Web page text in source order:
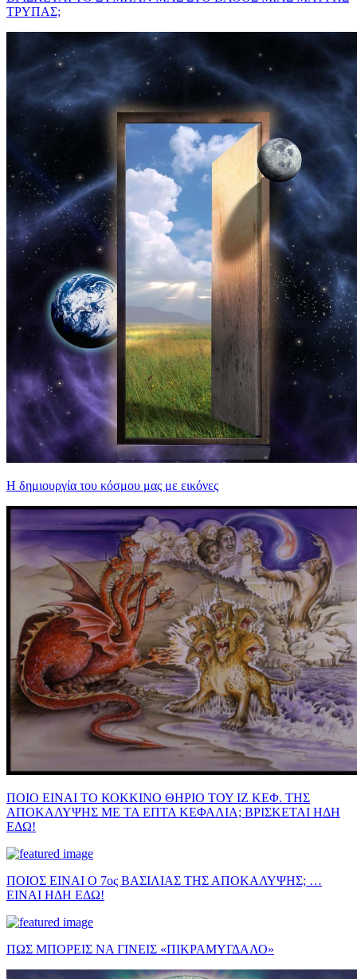
ΤΡΥΠΑΣ;
Η δημιουργία του κόσμου μας με εικόνες
ΠΟΙΟ ΕΙΝΑΙ ΤΟ ΚΟΚΚΙΝΟ ΘΗΡΙΟ ΤΟΥ ΙΖ ΚΕΦ. ΤΗΣ
ΑΠΟΚΑΛΥΨΗΣ ΜΕ ΤΑ ΕΠΤΑ ΚΕΦΑΛΙΑ; ΒΡΙΣΚΕΤΑΙ ΗΔΗ
ΕΔΩ!
ΠΟΙΟΣ ΕΙΝΑΙ Ο 7ος ΒΑΣΙΛΙΑΣ ΤΗΣ ΑΠΟΚΑΛΥΨΗΣ; …
ΕΙΝΑΙ ΗΔΗ ΕΔΩ!
ΠΩΣ ΜΠΟΡΕΙΣ ΝΑ ΓΙΝΕΙΣ «ΠΙΚΡΑΜΥΓΔΑΛΟ»